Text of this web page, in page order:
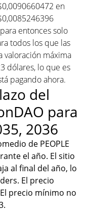
en
entonces solo
todos los que las
valoración máxima
dólares, lo que es
pagando ahora.
del
para
2036
de PEOPLE
el año. El sitio
al final del año, lo
El precio
precio mínimo no